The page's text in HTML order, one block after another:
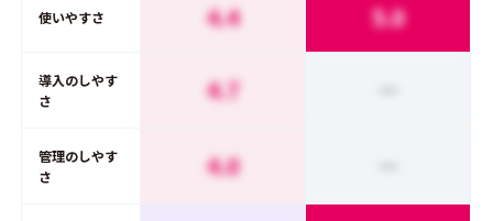
使いやすさ 4.4 5.0
導入のしやす
さ
4.7
管理のしやす
さ
4.0